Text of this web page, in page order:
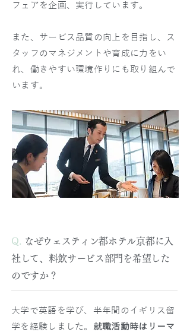
フェアを企画、実行しています。
また、サービス品質の向上を目指し、ス
タッフのマネジメントや育成に力をい
れ、働きやすい環境作りにも取り組んで
います。
Q.
なぜウェスティン都ホテル京都に入
社して、料飲サービス部門を希望した
のですか？
大学で英語を学び、半年間のイギリス留
学を経験しました。 就職活動時はリーマ